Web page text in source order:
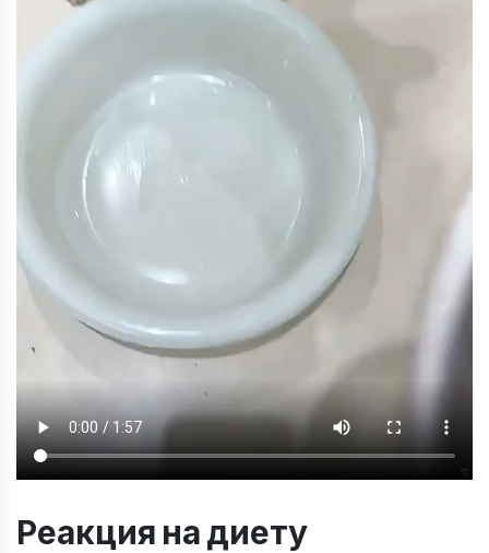
Реакция на диету